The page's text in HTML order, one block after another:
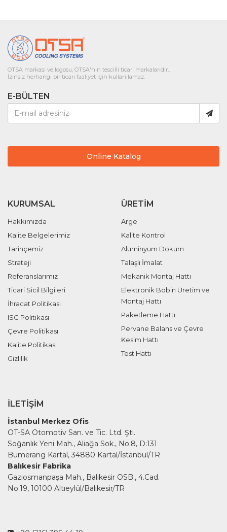
OTSA markası ve logosu, OTSA'nın tescilli ticari markalarıdır..
İzinsiz herhangi bir ticari faaliyet için kullanılamaz.
E-BÜLTEN
Online Katalog
KURUMSAL
Hakkımızda
Kalite Belgelerimiz
Tarihçemiz
Strateji
Referanslarımız
Ticari Sicil Bilgileri
İhracat Politikası
ISG Politikası
Çevre Politikası
Kalite Politikası
Gizlilik
ÜRETIM
Arge
Kalite Kontrol
Alüminyum Döküm
Talaşlı İmalat
Mekanik Montaj Hattı
Elektronik Bobin Üretim ve
Montaj Hattı
Paketleme Hattı
Pervane Balans ve Çevre
Kesim Hattı
Test Hattı
İLETIŞIM
İstanbul Merkez Ofis
OT-SA Otomotiv San. ve Tic. Ltd. Şti.
Soğanlık Yeni Mah., Aliağa Sok., No:8, D:131
Bumerang Kartal, 34880 Kartal/İstanbul/TR
Balıkesir Fabrika
Gaziosmanpaşa Mah., Balıkesir OSB., 4.Cad.
No:19, 10100 Altıeylül/Balıkesir/TR